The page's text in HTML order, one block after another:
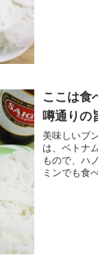
ここは食
噂通りの
美味しいブ
は、ベトナ
もので、ハ
ミンでも食